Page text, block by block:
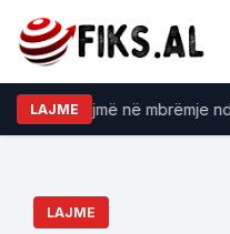
LAJME
konsumojmë në mbrëmje
LAJME